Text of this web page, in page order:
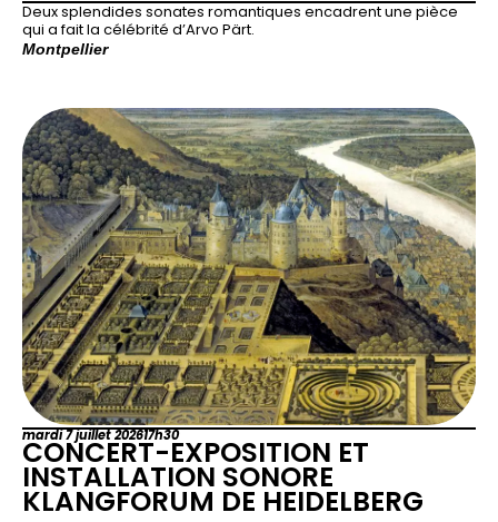
Deux splendides sonates romantiques encadrent une pièce
qui a fait la célébrité d’Arvo Pärt.
Montpellier
mardi 7 juillet 202617h30
CONCERT-EXPOSITION ET
INSTALLATION SONORE
KLANGFORUM DE HEIDELBERG